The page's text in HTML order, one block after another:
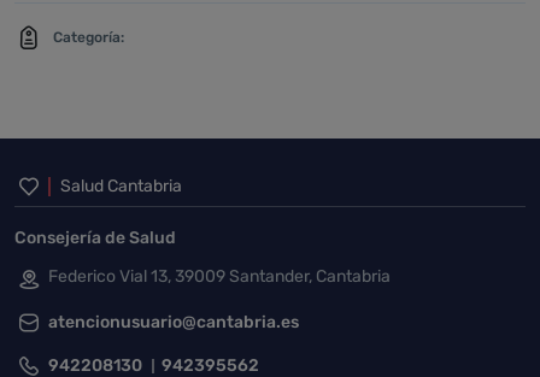
Categoría:
Inicio del pie de página
Salud Cantabria
Consejería de Salud
Federico Vial 13, 39009 Santander, Cantabria
atencionusuario@cantabria.es
942208130 942395562